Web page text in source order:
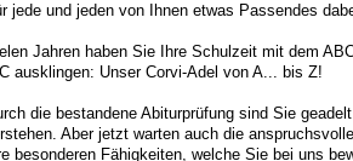
jede und jeden von Ihnen etwas Passendes
Jahren haben Sie Ihre Schulzeit mit dem
ausklingen: Unser Corvi-Adel von A... bis Z!
die bestandene Abiturprüfung sind Sie
Aber jetzt warten auch die
besonderen Fähigkeiten, welche Sie bei uns